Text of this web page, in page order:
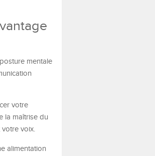
mentale
votre
la maîtrise du
voix.
alimentation